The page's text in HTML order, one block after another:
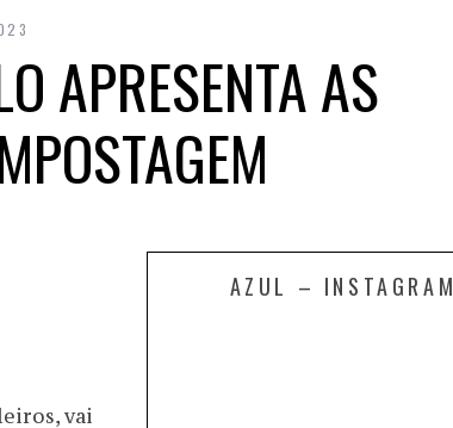
APRESENTA AS
vai
AZUL – INSTAGRAM